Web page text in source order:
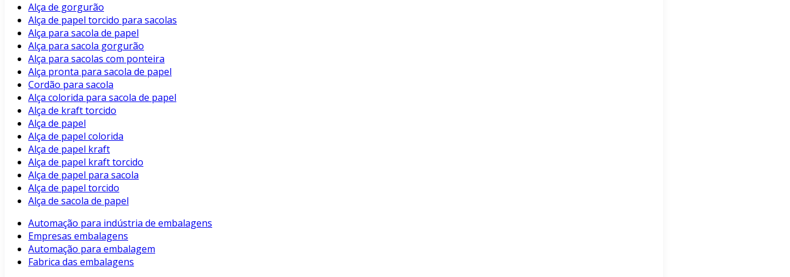
Alça de gorgurão
Alça de papel torcido para sacolas
Alça para sacola de papel
Alça para sacola gorgurão
Alça para sacolas com ponteira
Alça pronta para sacola de papel
Cordão para sacola
Alça colorida para sacola de papel
Alça de kraft torcido
Alça de papel
Alça de papel colorida
Alça de papel kraft
Alça de papel kraft torcido
Alça de papel para sacola
Alça de papel torcido
Alça de sacola de papel
Automação para indústria de embalagens
Empresas embalagens
Automação para embalagem
Fabrica das embalagens